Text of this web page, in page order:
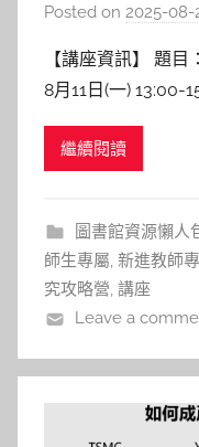
Posted on 2025-08-
【講座資訊】 題
8月11日(一) 13:00-
講者：秦毓婷 講師
實】 學術文章架
繼續閱讀
圖書館資源懶人
師生專屬, 新進教師
究攻略營, 講座
Leave a